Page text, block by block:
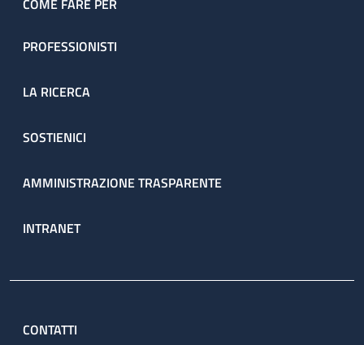
COME FARE PER
PROFESSIONISTI
LA RICERCA
SOSTIENICI
AMMINISTRAZIONE TRASPARENTE
INTRANET
CONTATTI